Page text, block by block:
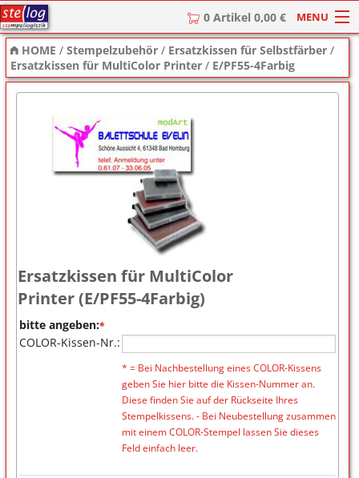
0 Artikel 0,00 € MENU
HOME
Stempel
Stempel-Textplatten
Stempelzubehör
HOME /Stempelzubehör / Ersatzkissen für Selbstfärber /
Ersatzkissen für MultiColor Printer / E/PF55-4Farbig
Ersatzkissen für MultiColor
Printer (E/PF55-4Farbig)
bitte angeben:*
COLOR-Kissen-Nr.:
* = Bei Nachbestellung eines COLOR-Kissens
geben Sie hier bitte die Kissen-Nummer an.
Diese finden Sie auf der Rückseite Ihres
Stempelkissens. - Bei Neubestellung zusammen
mit einem COLOR-Stempel lassen Sie dieses
Feld einfach leer.